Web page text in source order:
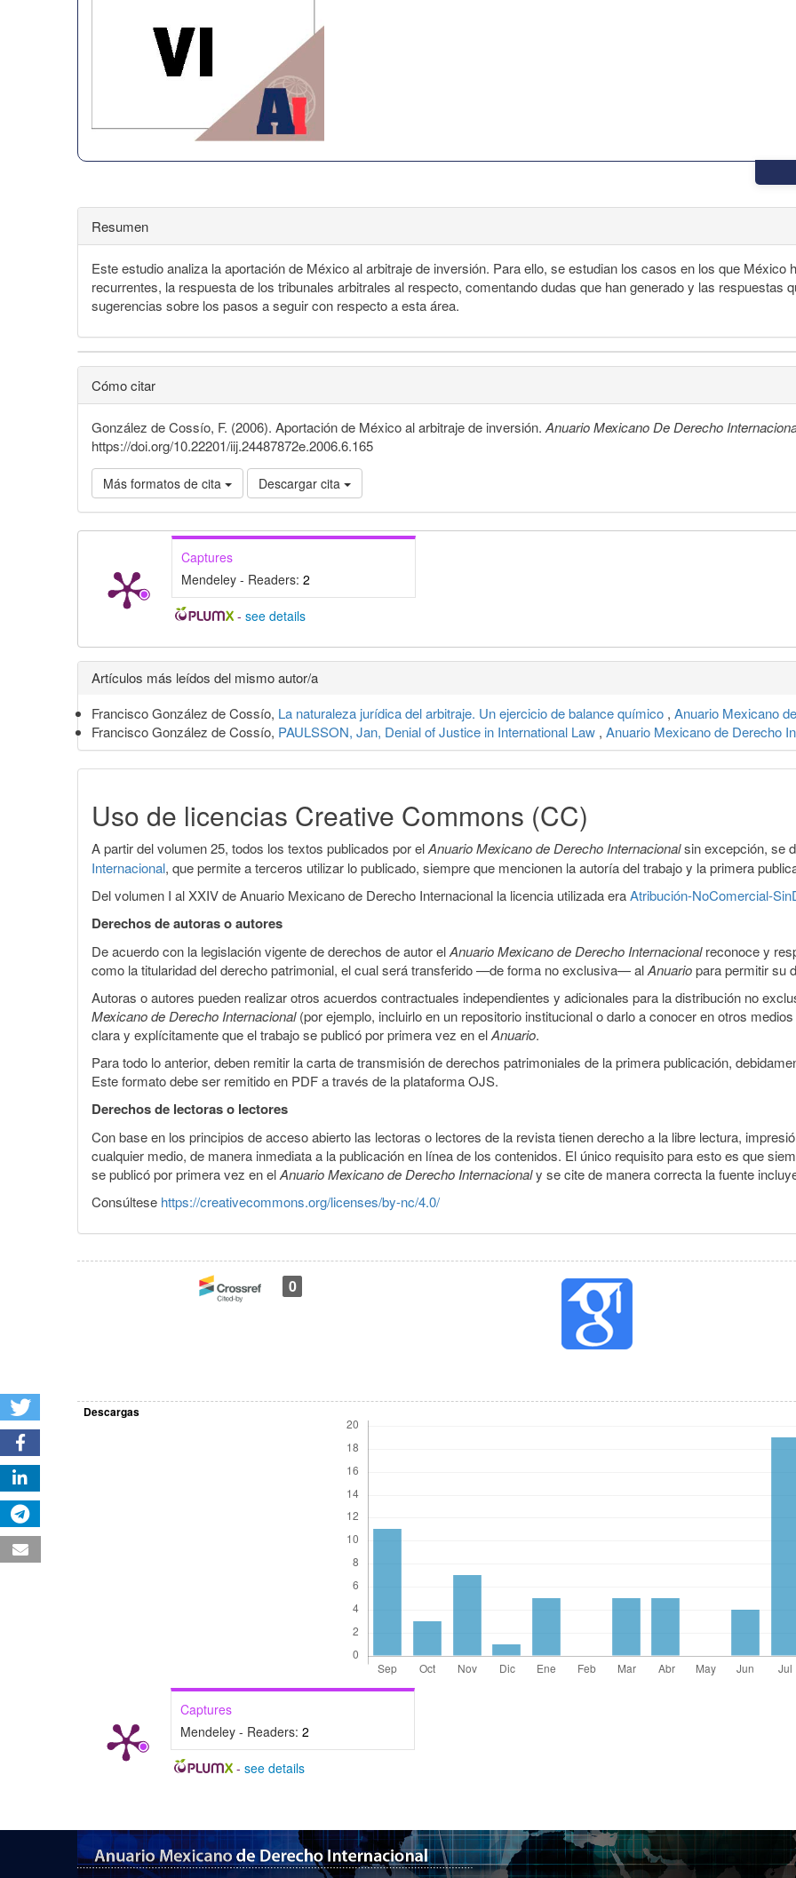
Resumen
Este estudio analiza la aportación de México al arbitraje de inversión. Para ello, se estudian los casos en los que México
recurrentes, la respuesta de los tribunales arbitrales al respecto, comentando dudas que han generado y las respuestas
sugerencias sobre los pasos a seguir con respecto a esta área.
Cómo citar
González de Cossío, F. (2006). Aportación de México al arbitraje de inversión. Anuario Mexicano De Derecho
https://doi.org/10.22201/iij.24487872e.2006.6.165
Más formatos de cita Descargar cita
Captures
Mendeley - Readers: 2
- see details
Detalles
del
artículo
Artículos más leídos del mismo autor/a
Francisco González de Cossío, La naturaleza jurídica del arbitraje. Un ejercicio de balance químico , Anuario Mexicano
Francisco González de Cossío, PAULSSON, Jan, Denial of Justice in International Law , Anuario Mexicano de Derecho
Uso de licencias Creative Commons (CC)
A partir del volumen 25, todos los textos publicados por elAnuario Mexicano de Derecho Internacionalsin excepción, se
Internacional, que permite a terceros utilizar lo publicado, siempre que mencionen la autoría del trabajo y la primera
Del volumen I al XXIV de Anuario Mexicano de Derecho Internacional la licencia utilizada eraAtribución-NoComercial-
Derechos de autoras o autores
De acuerdo con la legislación vigente de derechos de autor elAnuario Mexicano de Derecho Internacionalreconoce y
como la titularidad del derecho patrimonial, el cual será transferido —de forma no exclusiva— alAnuariopara permitir su
Autoras o autores pueden realizar otros acuerdos contractuales independientes y adicionales para la distribución no
Mexicano de Derecho Internacional(por ejemplo, incluirlo en un repositorio institucional o darlo a conocer en otros
clara y explícitamente que el trabajo se publicó por primera vez en elAnuario.
Para todo lo anterior, deben remitir la carta de transmisión de derechos patrimoniales de la primera publicación,
Este formato debe ser remitido en PDF a través de la plataforma OJS.
Derechos de lectoras o lectores
Con base en los principios de acceso abierto las lectoras o lectores de la revista tienen derecho a la libre lectura,
cualquier medio, de manera inmediata a la publicación en línea de los contenidos. El único requisito para esto es que
se publicó por primera vez en elAnuario Mexicano de Derecho Internacionaly se cite de manera correcta la fuente
Consúltese https://creativecommons.org/licenses/by-nc/4.0/
0
Descargas
Captures
Mendeley - Readers: 2
- see details